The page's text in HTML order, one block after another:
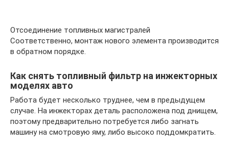
Отсоединение топливных магистралей
Соответственно, монтаж нового элемента производится
в обратном порядке.
Как снять топливный фильтр на инжекторных
моделях авто
Работа будет несколько труднее, чем в предыдущем
случае. На инжекторах деталь расположена под днищем,
поэтому предварительно потребуется либо загнать
машину на смотровую яму, либо высоко поддомкратить.